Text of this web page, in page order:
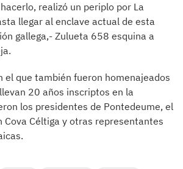
realizó un periplo por La
llegar al enclave actual de esta
gallega,- Zulueta 658 esquina a
el que también fueron homenajeados
20 años inscriptos en la
los presidentes de Pontedeume, el
Céltiga y otras representantes